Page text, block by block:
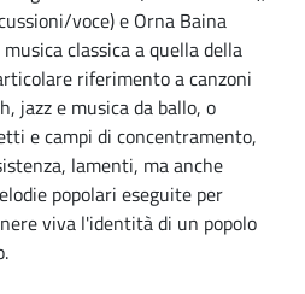
voce) e Orna Baina
classica a quella della
riferimento a canzoni
jazz e musica da ballo, o
e campi di concentramento,
lamenti, ma anche
popolari eseguite per
viva l'identità di un popolo